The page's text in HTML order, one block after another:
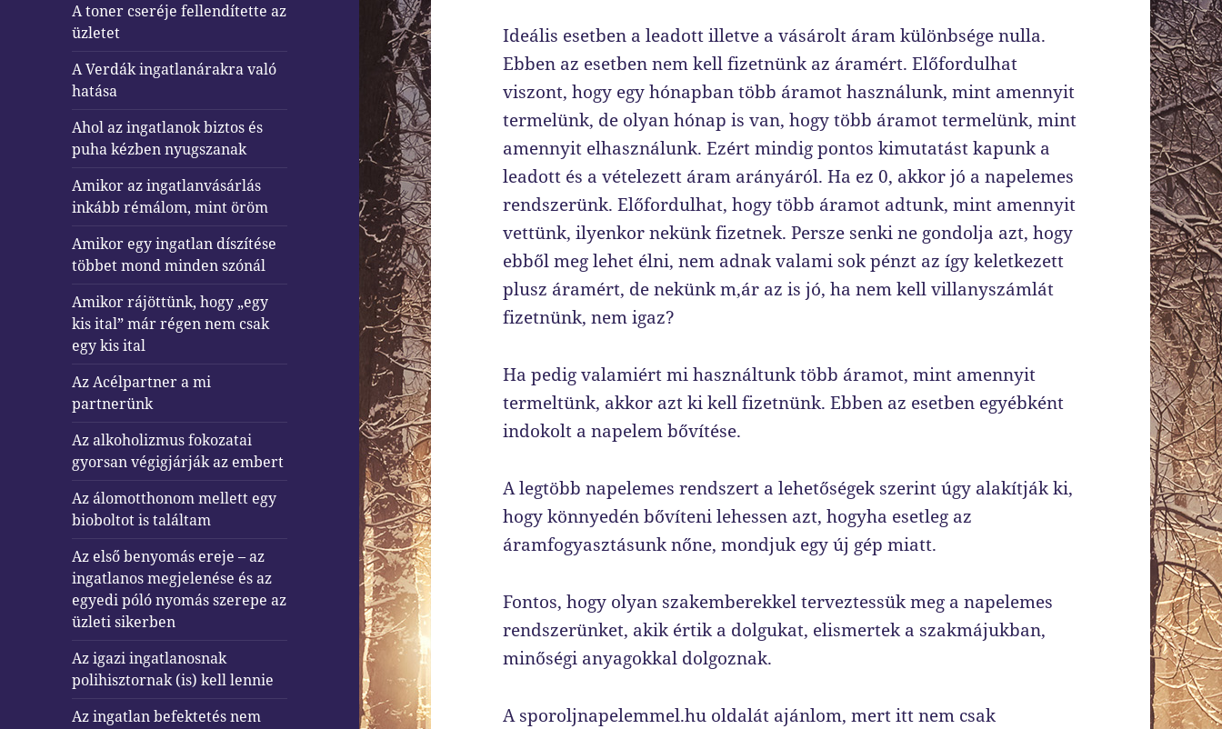
A toner cseréje fellendítette az
üzletet
A Verdák ingatlanárakra való
hatása
Ahol az ingatlanok biztos és
puha kézben nyugszanak
Amikor az ingatlanvásárlás
inkább rémálom, mint öröm
Amikor egy ingatlan díszítése
többet mond minden szónál
Amikor rájöttünk, hogy „egy
kis ital” már régen nem csak
egy kis ital
Az Acélpartner a mi
partnerünk
Az alkoholizmus fokozatai
gyorsan végigjárják az embert
Az álomotthonom mellett egy
bioboltot is találtam
Az első benyomás ereje – az
ingatlanos megjelenése és az
egyedi póló nyomás szerepe az
üzleti sikerben
Az igazi ingatlanosnak
polihisztornak (is) kell lennie
Az ingatlan befektetés nem
Ideális esetben a leadott illetve a vásárolt áram különbsége nulla.
Ebben az esetben nem kell fizetnünk az áramért. Előfordulhat
viszont, hogy egy hónapban több áramot használunk, mint amennyit
termelünk, de olyan hónap is van, hogy több áramot termelünk, mint
amennyit elhasználunk. Ezért mindig pontos kimutatást kapunk a
leadott és a vételezett áram arányáról. Ha ez 0, akkor jó a napelemes
rendszerünk. Előfordulhat, hogy több áramot adtunk, mint amennyit
vettünk, ilyenkor nekünk fizetnek. Persze senki ne gondolja azt, hogy
ebből meg lehet élni, nem adnak valami sok pénzt az így keletkezett
plusz áramért, de nekünk m,ár az is jó, ha nem kell villanyszámlát
fizetnünk, nem igaz?
Ha pedig valamiért mi használtunk több áramot, mint amennyit
termeltünk, akkor azt ki kell fizetnünk. Ebben az esetben egyébként
indokolt a napelem bővítése.
A legtöbb napelemes rendszert a lehetőségek szerint úgy alakítják ki,
hogy könnyedén bővíteni lehessen azt, hogyha esetleg az
áramfogyasztásunk nőne, mondjuk egy új gép miatt.
Fontos, hogy olyan szakemberekkel terveztessük meg a napelemes
rendszerünket, akik értik a dolgukat, elismertek a szakmájukban,
minőségi anyagokkal dolgoznak.
A sporoljnapelemmel.hu oldalát ajánlom, mert itt nem csak